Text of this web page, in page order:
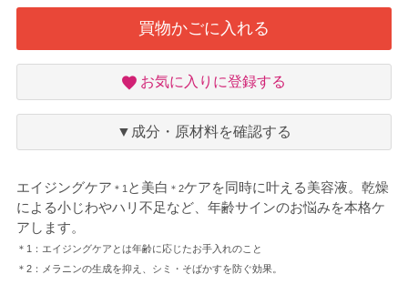
買物かごに入れる
お
入
り
お気に入りに登録する
▼成分・原材料を確認する
エイジングケア ＊1 と美白 ＊2ケアを同時に叶える美容液。乾燥
による小じわやハリ不足など、年齢サインのお悩みを本格ケ
アします。
＊1：エイジングケアとは年齢に応じたお手入れのこと
＊2：メラニンの生成を抑え、シミ・そばかすを防ぐ効果。